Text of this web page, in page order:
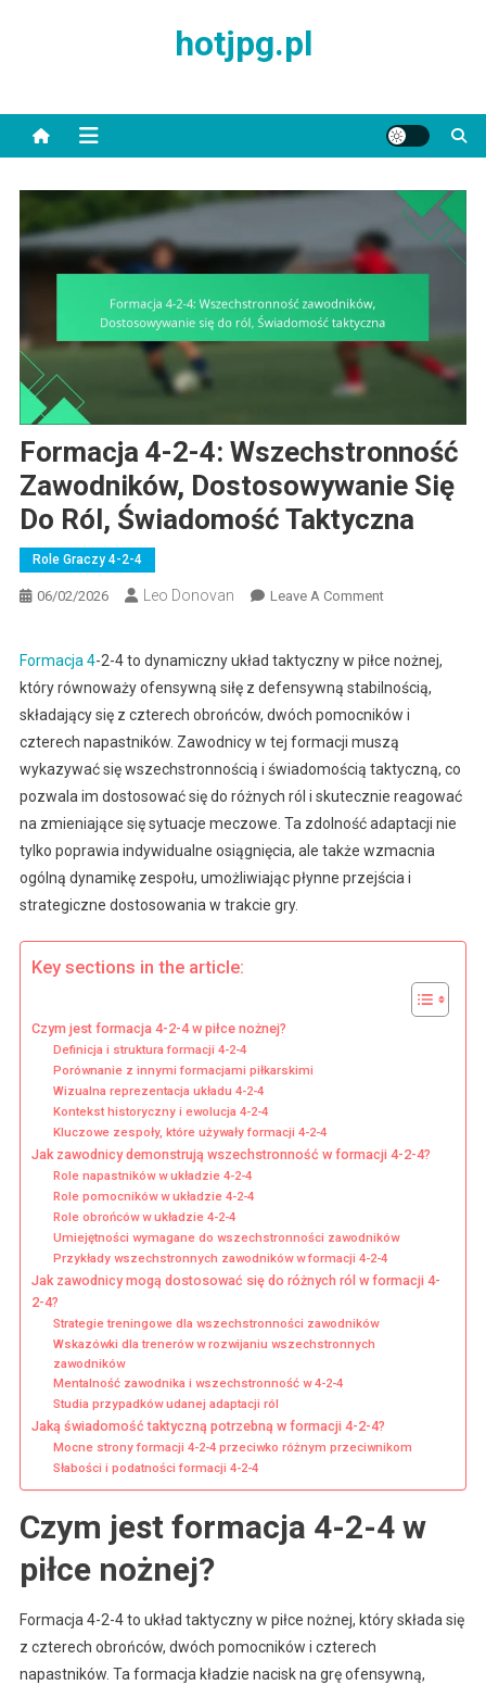
hotjpg.pl
Formacja 4-2-4: Wszechstronność
Zawodników, Dostosowywanie Się
Do Ról, Świadomość Taktyczna
Role Graczy 4-2-4
06/02/2026 Leo Donovan Leave A CommentOn
2-
4:
Zawodników,
Się
Do
Ról,
Świadomość
Formacja 4-2-4 to dynamiczny układ taktyczny w piłce nożnej,
który równoważy ofensywną siłę z defensywną stabilnością,
składający się z czterech obrońców, dwóch pomocników i
czterech napastników. Zawodnicy w tej formacji muszą
wykazywać się wszechstronnością i świadomością taktyczną, co
pozwala im dostosować się do różnych ról i skutecznie reagować
na zmieniające się sytuacje meczowe. Ta zdolność adaptacji nie
tylko poprawia indywidualne osiągnięcia, ale także wzmacnia
ogólną dynamikę zespołu, umożliwiając płynne przejścia i
strategiczne dostosowania w trakcie gry.
Key sections in the article:
Czym jest formacja 4-2-4 w piłce nożnej?
Definicja i struktura formacji 4-2-4
Porównanie z innymi formacjami piłkarskimi
Wizualna reprezentacja układu 4-2-4
Kontekst historyczny i ewolucja 4-2-4
Kluczowe zespoły, które używały formacji 4-2-4
Jak zawodnicy demonstrują wszechstronność w formacji 4-2-4?
Role napastników w układzie 4-2-4
Role pomocników w układzie 4-2-4
Role obrońców w układzie 4-2-4
Umiejętności wymagane do wszechstronności zawodników
Przykłady wszechstronnych zawodników w formacji 4-2-4
Jak zawodnicy mogą dostosować się do różnych ról w formacji 4-
2-4?
Strategie treningowe dla wszechstronności zawodników
Wskazówki dla trenerów w rozwijaniu wszechstronnych
zawodników
Mentalność zawodnika i wszechstronność w 4-2-4
Studia przypadków udanej adaptacji ról
Jaką świadomość taktyczną potrzebną w formacji 4-2-4?
Mocne strony formacji 4-2-4 przeciwko różnym przeciwnikom
Słabości i podatności formacji 4-2-4
Czym jest formacja 4-2-4 w
piłce nożnej?
Formacja 4-2-4 to układ taktyczny w piłce nożnej, który składa się
z czterech obrońców, dwóch pomocników i czterech
napastników. Ta formacja kładzie nacisk na grę ofensywną,